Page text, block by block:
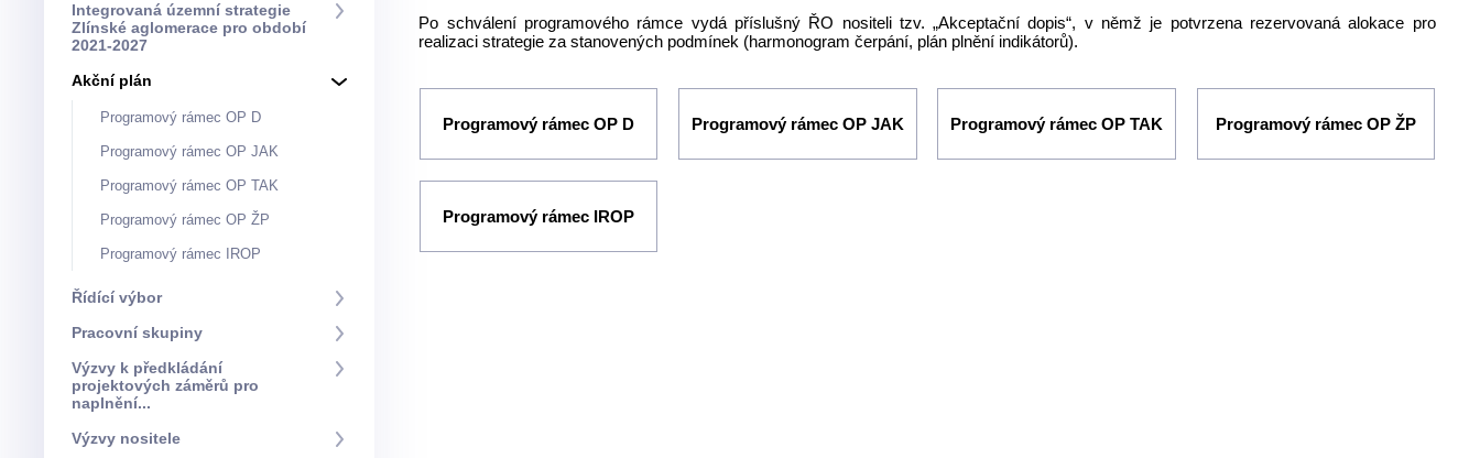
Integrovaná územní strategie
Zlínské aglomerace pro období
2021-2027
Akční plán
Programový rámec OP D
Programový rámec OP JAK
Programový rámec OP TAK
Programový rámec OP ŽP
Programový rámec IROP
Řídící výbor
Pracovní skupiny
Výzvy k předkládání
projektových záměrů pro
naplnění...
Výzvy nositele
Po schválení programového rámce vydá příslušný ŘO nositeli tzv. „Akceptační dopis“, v němž je potvrzena rezervovaná alokace pro
realizaci strategie za stanovených podmínek (harmonogram čerpání, plán plnění indikátorů).
Programový rámec OP D Programový rámec OP JAK Programový rámec OP TAK Programový rámec OP ŽP
Programový rámec IROP